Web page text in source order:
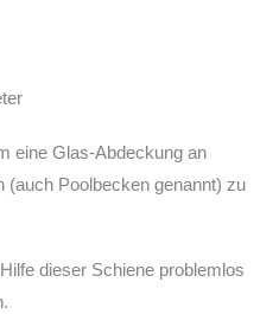
eine Glas-Abdeckung an
(auch Poolbecken genannt) zu
dieser Schiene problemlos